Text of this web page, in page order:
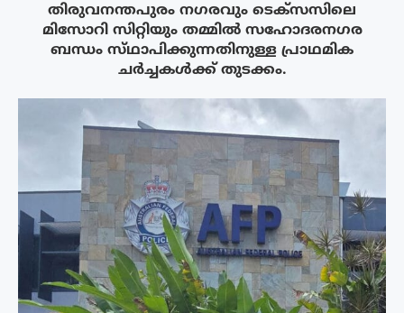
തിരുവനന്തപുരം നഗരവും ടെക്‌സസിലെ
മിസോറി സിറ്റിയും തമ്മിൽ സഹോദരനഗര
ബന്ധം സ്‌ഥാപിക്കുന്നതിനുള്ള പ്രാഥമിക
ചർച്ചകൾക്ക് തുടക്കം.